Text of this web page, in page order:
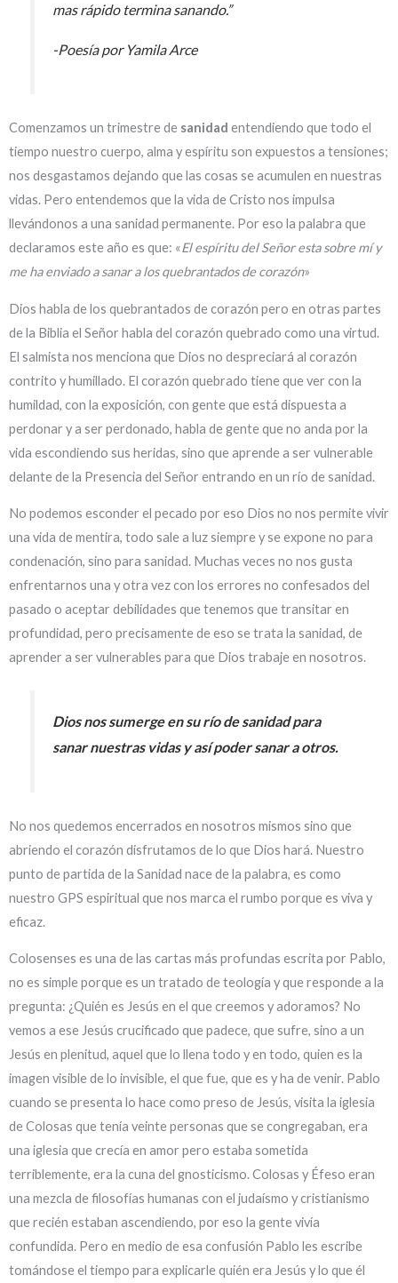
mas rápido termina sanando.”
-Poesía por Yamila Arce
Comenzamos un trimestre de sanidad entendiendo que todo el
tiempo nuestro cuerpo, alma y espíritu son expuestos a tensiones;
nos desgastamos dejando que las cosas se acumulen en nuestras
vidas. Pero entendemos que la vida de Cristo nos impulsa
llevándonos a una sanidad permanente. Por eso la palabra que
declaramos este año es que: «El espíritu del Señor esta sobre mí y
me ha enviado a sanar a los quebrantados de corazón»
Dios habla de los quebrantados de corazón pero en otras partes
de la Biblia el Señor habla del corazón quebrado como una virtud.
El salmista nos menciona que Dios no despreciará al corazón
contrito y humillado. El corazón quebrado tiene que ver con la
humildad, con la exposición, con gente que está dispuesta a
perdonar y a ser perdonado, habla de gente que no anda por la
vida escondiendo sus heridas, sino que aprende a ser vulnerable
delante de la Presencia del Señor entrando en un río de sanidad.
No podemos esconder el pecado por eso Dios no nos permite vivir
una vida de mentira, todo sale a luz siempre y se expone no para
condenación, sino para sanidad. Muchas veces no nos gusta
enfrentarnos una y otra vez con los errores no confesados del
pasado o aceptar debilidades que tenemos que transitar en
profundidad, pero precisamente de eso se trata la sanidad, de
aprender a ser vulnerables para que Dios trabaje en nosotros.
Dios nos sumerge en su río de sanidad para
sanar nuestras vidas y así poder sanar a otros.
No nos quedemos encerrados en nosotros mismos sino que
abriendo el corazón disfrutamos de lo que Dios hará. Nuestro
punto de partida de la Sanidad nace de la palabra, es como
nuestro GPS espiritual que nos marca el rumbo porque es viva y
eficaz.
Colosenses es una de las cartas más profundas escrita por Pablo,
no es simple porque es un tratado de teología y que responde a la
pregunta: ¿Quién es Jesús en el que creemos y adoramos? No
vemos a ese Jesús crucificado que padece, que sufre, sino a un
Jesús en plenitud, aquel que lo llena todo y en todo, quien es la
imagen visible de lo invisible, el que fue, que es y ha de venir. Pablo
cuando se presenta lo hace como preso de Jesús, visita la iglesia
de Colosas que tenía veinte personas que se congregaban, era
una iglesia que crecía en amor pero estaba sometida
terriblemente, era la cuna del gnosticismo. Colosas y Éfeso eran
una mezcla de filosofías humanas con el judaísmo y cristianismo
que recién estaban ascendiendo, por eso la gente vivía
confundida. Pero en medio de esa confusión Pablo les escribe
tomándose el tiempo para explicarle quién era Jesús y lo que él